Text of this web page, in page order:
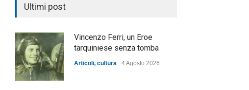
Ultimi post
Vincenzo Ferri, un Eroe
tarquiniese senza tomba
Articoli, cultura 4 Agosto 2026